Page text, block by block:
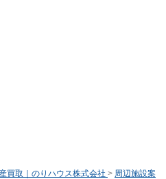
買取｜のりハウス株式会社 > 周辺施設案